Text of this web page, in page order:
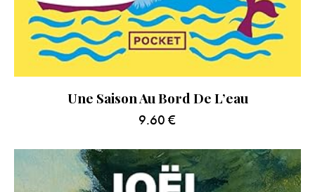
Une Saison Au Bord De L’eau
9.60 €